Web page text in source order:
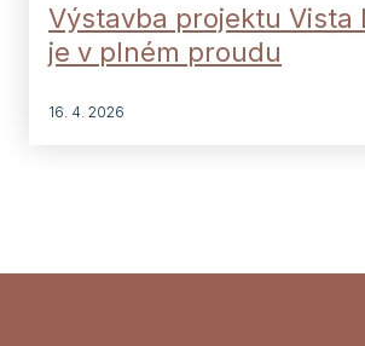
Výstavba projektu Vista
je v plném proudu
16. 4. 2026